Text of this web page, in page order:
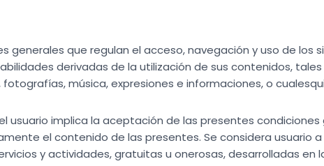
generales que regulan el acceso, navegación y uso de los
derivadas de la utilización de sus contenidos,
música, expresiones e informaciones, o
usuario implica la aceptación de las presentes condiciones
el contenido de las presentes. Se considera usuario
y actividades, gratuitas u onerosas, desarrolladas en